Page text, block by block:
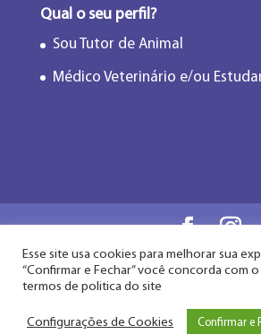
Qual o seu perfil?
Sou Tutor de Animal
Médico Veterinário e/ou
Flor de Lótus Acupuntura
Esse site usa cookies para melhorar sua
“Confirmar e Fechar” você concorda com
termos de politica do site
Configurações de Cookies Confirmar e